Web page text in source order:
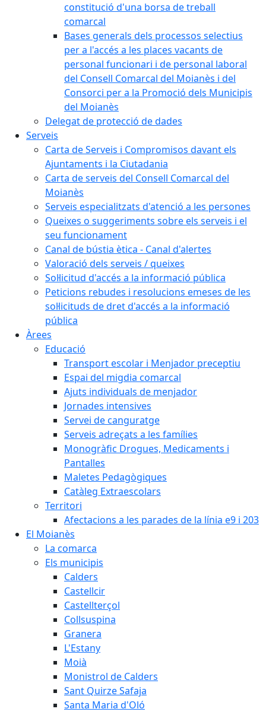
constitució d'una borsa de treball
comarcal
Bases generals dels processos selectius
per a l'accés a les places vacants de
personal funcionari i de personal laboral
del Consell Comarcal del Moianès i del
Consorci per a la Promoció dels Municipis
del Moianès
Delegat de protecció de dades
Serveis
Carta de Serveis i Compromisos davant els
Ajuntaments i la Ciutadania
Carta de serveis del Consell Comarcal del
Moianès
Serveis especialitzats d'atenció a les persones
Queixes o suggeriments sobre els serveis i el
seu funcionament
Canal de bústia ètica - Canal d'alertes
Valoració dels serveis / queixes
Sol·licitud d'accés a la informació pública
Peticions rebudes i resolucions emeses de les
sol·licituds de dret d'accés a la informació
pública
Àrees
Educació
Transport escolar i Menjador preceptiu
Espai del migdia comarcal
Ajuts individuals de menjador
Jornades intensives
Servei de canguratge
Serveis adreçats a les famílies
Monogràfic Drogues, Medicaments i
Pantalles
Maletes Pedagògiques
Catàleg Extraescolars
Territori
Afectacions a les parades de la línia e9 i 203
El Moianès
La comarca
Els municipis
Calders
Castellcir
Castellterçol
Collsuspina
Granera
L'Estany
Moià
Monistrol de Calders
Sant Quirze Safaja
Santa Maria d'Oló